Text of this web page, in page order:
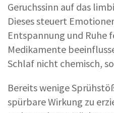
Geruchssinn auf das
Dieses steuert
Entspannung und Ruhe
Medikamente
Schlaf nicht chemisch,
Bereits wenige
spürbare Wirkung zu